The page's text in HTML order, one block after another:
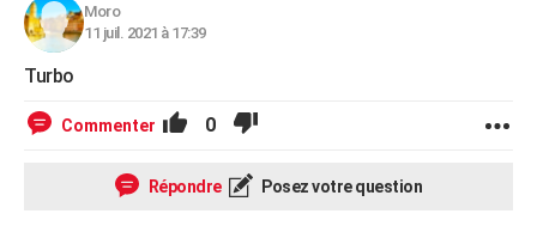
Moro
11 juil. 2021 à 17:39
Turbo
Commenter 0
Répondre Posez votre question